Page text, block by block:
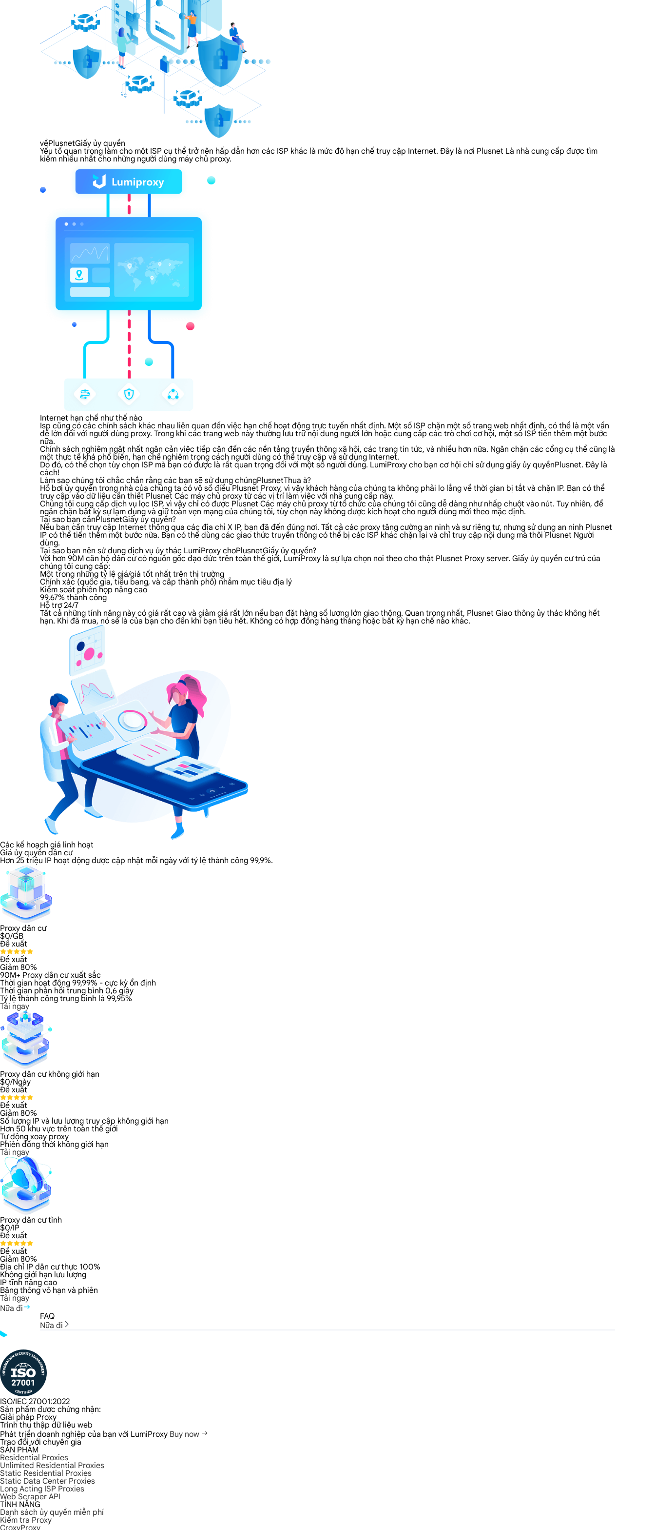
vềPlusnetGiấy ủy quyền
Yếu tố quan trọng làm cho một ISP cụ thể trở nên hấp dẫn hơn các ISP khác là mức độ hạn chế truy cập Internet. Đây là nơi Plusnet Là nhà cung cấp được tìm
kiếm nhiều nhất cho những người dùng máy chủ proxy.
Internet hạn chế như thế nào
Isp cũng có các chính sách khác nhau liên quan đến việc hạn chế hoạt động trực tuyến nhất định. Một số ISP chặn một số trang web nhất định, có thể là một vấn
đề lớn đối với người dùng proxy. Trong khi các trang web này thường lưu trữ nội dung người lớn hoặc cung cấp các trò chơi cơ hội, một số ISP tiến thêm một bước
nữa.
Chính sách nghiêm ngặt nhất ngăn cản việc tiếp cận đến các nền tảng truyền thông xã hội, các trang tin tức, và nhiều hơn nữa. Ngăn chặn các cổng cụ thể cũng là
một thực tế khá phổ biến, hạn chế nghiêm trọng cách người dùng có thể truy cập và sử dụng Internet.
Do đó, có thể chọn tùy chọn ISP mà bạn có được là rất quan trọng đối với một số người dùng. LumiProxy cho bạn cơ hội chỉ sử dụng giấy ủy quyềnPlusnet. Đây là
cách!
Làm sao chúng tôi chắc chắn rằng các bạn sẽ sử dụng chúngPlusnetThua à?
Hồ bơi ủy quyền trong nhà của chúng ta có vô số điều Plusnet Proxy, vì vậy khách hàng của chúng ta không phải lo lắng về thời gian bị tắt và chặn IP. Bạn có thể
truy cập vào dữ liệu cần thiết Plusnet Các máy chủ proxy từ các vị trí làm việc với nhà cung cấp này.
Chúng tôi cung cấp dịch vụ lọc ISP, vì vậy chỉ có được Plusnet Các máy chủ proxy từ tổ chức của chúng tôi cũng dễ dàng như nhấp chuột vào nút. Tuy nhiên, để
ngăn chặn bất kỳ sự lạm dụng và giữ toàn vẹn mạng của chúng tôi, tùy chọn này không được kích hoạt cho người dùng mới theo mặc định.
Tại sao bạn cầnPlusnetGiấy ủy quyền?
Nếu bạn cần truy cập Internet thông qua các địa chỉ X IP, bạn đã đến đúng nơi. Tất cả các proxy tăng cường an ninh và sự riêng tư, nhưng sử dụng an ninh Plusnet
IP có thể tiến thêm một bước nữa. Bạn có thể dùng các giao thức truyền thông có thể bị các ISP khác chặn lại và chỉ truy cập nội dung mà thôi Plusnet Người
dùng.
Tại sao bạn nên sử dụng dịch vụ ủy thác LumiProxy choPlusnetGiấy ủy quyền?
Với hơn 90M căn hộ dân cư có nguồn gốc đạo đức trên toàn thế giới, LumiProxy là sự lựa chọn noi theo cho thật Plusnet Proxy server. Giấy ủy quyền cư trú của
chúng tôi cung cấp:
Một trong những tỷ lệ giá/giá tốt nhất trên thị trường
Chính xác (quốc gia, tiểu bang, và cấp thành phố) nhắm mục tiêu địa lý
Kiểm soát phiên họp nâng cao
99.67% thành công
Hỗ trợ 24/7
Tất cả những tính năng này có giá rất cao và giảm giá rất lớn nếu bạn đặt hàng số lượng lớn giao thông. Quan trọng nhất, Plusnet Giao thông ủy thác không hết
hạn. Khi đã mua, nó sẽ là của bạn cho đến khi bạn tiêu hết. Không có hợp đồng hàng tháng hoặc bất kỳ hạn chế nào khác.
Các kế hoạch giá linh hoạt
Giá ủy quyền dân cư
Hơn 25 triệu IP hoạt động được cập nhật mỗi ngày với tỷ lệ thành công 99,9%.
Proxy dân cư
$0/GB
Đề xuất
Đề xuất
Giảm 80%
90M+ Proxy dân cư xuất sắc
Thời gian hoạt động 99,99% - cực kỳ ổn định
Thời gian phản hồi trung bình 0,6 giây
Tỷ lệ thành công trung bình là 99,95%
Tải ngay
Proxy dân cư không giới hạn
$0/Ngày
Đề xuất
Đề xuất
Giảm 80%
Số lượng IP và lưu lượng truy cập không giới hạn
Hơn 50 khu vực trên toàn thế giới
Tự động xoay proxy
Phiên đồng thời không giới hạn
Tải ngay
Proxy dân cư tĩnh
$0/IP
Đề xuất
Đề xuất
Giảm 80%
Địa chỉ IP dân cư thực 100%
Không giới hạn lưu lượng
IP tĩnh nâng cao
Băng thông vô hạn và phiên
Tải ngay
Nữa đi
FAQ
Nữa đi
ISO/IEC 27001:2022
Sản phẩm được chứng nhận:
Giải pháp Proxy
Trình thu thập dữ liệu web
Phát triển doanh nghiệp của bạn với LumiProxy Buy now
Trao đổi với chuyên gia
SẢN PHẨM
Residential Proxies
Unlimited Residential Proxies
Static Residential Proxies
Static Data Center Proxies
Long Acting ISP Proxies
Web Scraper API
TÍNH NĂNG
Danh sách ủy quyền miễn phí
Kiểm tra Proxy
CroxyProxy